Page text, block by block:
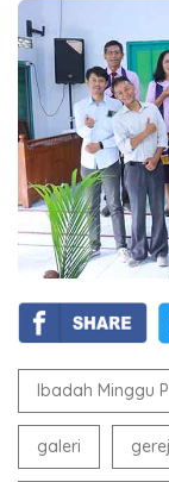
Ibadah Minggu
galeri